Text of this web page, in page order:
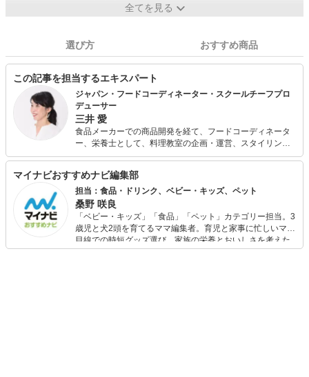
全てを見る
選び方 おすすめ商品
この記事を担当するエキスパート
ジャパン・フードコーディネーター・スクールチーフプロ
デューサー
三井 愛
食品メーカーでの商品開発を経て、フードコーディネータ
ー、栄養士として、料理教室の企画・運営、スタイリン
グ・撮影、栄養カウンセリング、メニュー開発、商品開
バランスがよく、手軽に作れる家庭料理に定評がある。
マイナビおすすめナビ編集部
担当：食品・ドリンク、ベビー・キッズ、ペット
桑野 咲良
「ベビー・キッズ」「食品」「ペット」カテゴリー担当。3
歳児と犬2頭を育てるママ編集者。育児と家事に忙しいママ
目線での時短グッズ選び、家族の栄養とおいしさを考えた
食品選び、束の間のリラックスタイムを楽しむためのスイ